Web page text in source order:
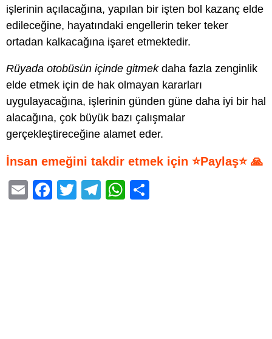
işlerinin açılacağına, yapılan bir işten bol kazanç elde
edileceğine, hayatındaki engellerin teker teker
ortadan kalkacağına işaret etmektedir.
Rüyada otobüsün içinde gitmekdaha fazla zenginlik
elde etmek için de hak olmayan kararları
uygulayacağına, işlerinin günden güne daha iyi bir hal
alacağına, çok büyük bazı çalışmalar
gerçekleştireceğine alamet eder.
İnsan emeğini takdir etmek için ⭐Paylaş⭐ 🙏
E
F
T
T
W